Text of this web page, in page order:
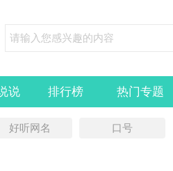
说 排行榜 热门专题
好听网名 口号